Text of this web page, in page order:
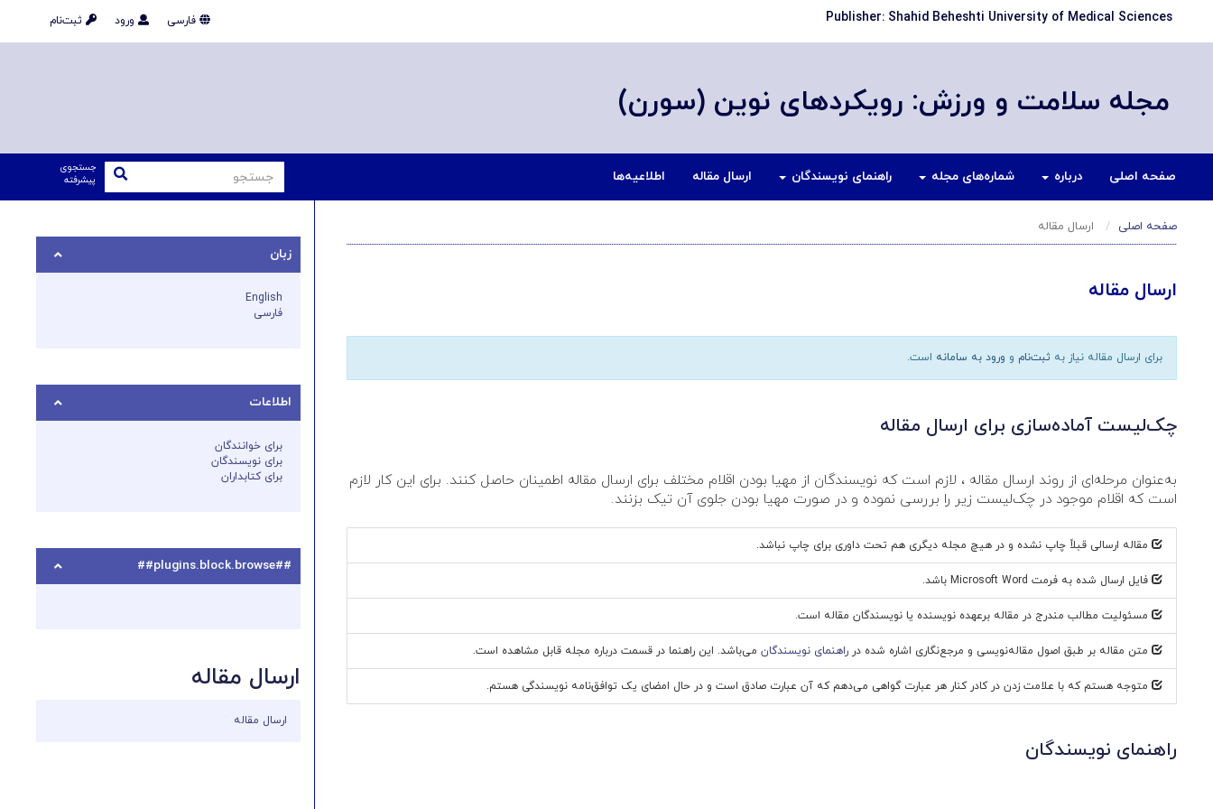
Publisher: Shahid Beheshti University of Medical Sciences ثبت‌نام ورود فارسی
مجله سلامت و ورزش: رویکردهای نوین (سورن)
صفحه اصلی درباره شماره‌های مجله راهنمای نویسندگان ارسال مقاله اطلاعیه‌ها
جستجوی
پیشرفته
صفحه اصلی ارسال مقاله
ارسال مقاله
برای ارسال مقاله نیاز به ثبت‌نام و ورود به سامانه است.
چک‌لیست آماده‌سازی برای ارسال مقاله
به‌عنوان مرحله‌ای از روند ارسال مقاله ، لازم است که نویسندگان از مهیا بودن اقلام مختلف برای ارسال مقاله اطمینان حاصل کنند. برای این کار لازم
است که اقلام موجود در چک‌لیست زیر را بررسی نموده و در صورت مهیا بودن جلوی آن تیک بزنند.
مقاله ارسالی قبلاً چاپ نشده و در هیچ مجله دیگری هم تحت داوری برای چاپ نباشد.
فایل ارسال شده به فرمت Microsoft Word ‌باشد.
مسئولیت مطالب مندرج در مقاله برعهده نویسنده یا نویسندگان مقاله است.
متن مقاله بر طبق اصول مقاله‌نویسی و مرجع‌نگاری اشاره شده در راهنمای نویسندگان می‌باشد. این راهنما در قسمت درباره مجله قابل مشاهده است.
متوجه هستم که با علامت زدن در کادر کنار هر عبارت گواهی می‌دهم که آن عبارت صادق است و در حال امضای یک توافق‌نامه نویسندگی هستم.
راهنمای نویسندگان
زبان
English
فارسی
اطلاعات
برای خوانندگان
برای نویسندگان
برای کتابداران
##plugins.block.browse##
ارسال مقاله
ارسال مقاله